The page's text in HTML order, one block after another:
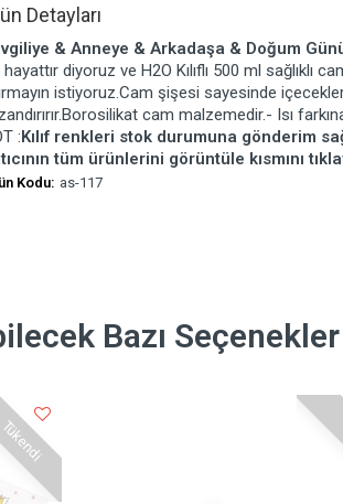
Detayları
& Anneye & Arkadaşa & Doğum
hayattır diyoruz ve H2O Kılıflı 500 ml sağlıklı
istiyoruz.Cam şişesi sayesinde
cam malzemedir.- Isı
:Kılıf renkleri stok durumuna gönderim
tüm ürünlerini görüntüle kısmını
Kodu: as-117
Bazı Seçenekler